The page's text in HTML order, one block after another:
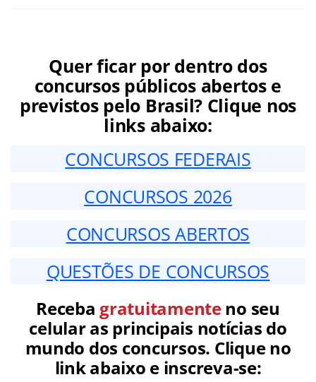
Quer ficar por dentro dos
concursos públicos abertos e
previstos pelo Brasil? Clique nos
links abaixo:
CONCURSOS FEDERAIS
CONCURSOS 2026
CONCURSOS ABERTOS
QUESTÕES DE CONCURSOS
Receba gratuitamenteno seu
celular as principais notícias do
mundo dos concursos. Clique no
link abaixo e inscreva-se: